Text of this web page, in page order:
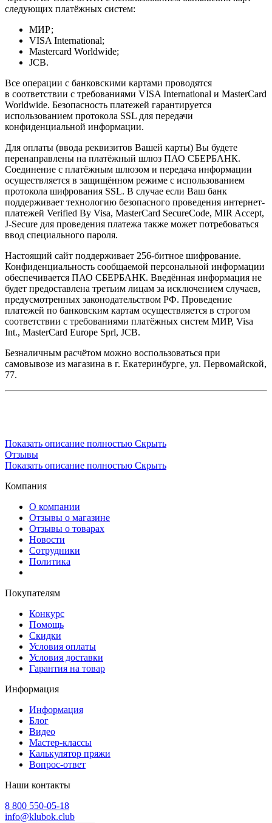
следующих платёжных систем:
МИР;
VISA International;
Mastercard Worldwide;
JCB.
Все операции с банковскими картами проводятся
в соответствии с требованиями VISA International и MasterCard
Worldwide. Безопасность платежей гарантируется
использованием протокола SSL для передачи
конфиденциальной информации.
Для оплаты (ввода реквизитов Вашей карты) Вы будете
перенаправлены на платёжный шлюз ПАО СБЕРБАНК.
Соединение с платёжным шлюзом и передача информации
осуществляется в защищённом режиме с использованием
протокола шифрования SSL. В случае если Ваш банк
поддерживает технологию безопасного проведения интернет-
платежей Verified By Visa, MasterCard SecureCode, MIR Accept,
J-Secure для проведения платежа также может потребоваться
ввод специального пароля.
Настоящий сайт поддерживает 256-битное шифрование.
Конфиденциальность сообщаемой персональной информации
обеспечивается ПАО СБЕРБАНК. Введённая информация не
будет предоставлена третьим лицам за исключением случаев,
предусмотренных законодательством РФ. Проведение
платежей по банковским картам осуществляется в строгом
соответствии с требованиями платёжных систем МИР, Visa
Int., MasterCard Europe Sprl, JCB.
Безналичным расчётом можно воспользоваться при
самовывозе из магазина в г. Екатеринбурге, ул. Первомайской,
77.
Показать описание полностью Скрыть
Отзывы
Показать описание полностью Скрыть
Компания
О компании
Отзывы о магазине
Отзывы о товарах
Новости
Сотрудники
Политика
Покупателям
Конкурс
Помощь
Скидки
Условия оплаты
Условия доставки
Гарантия на товар
Информация
Информация
Блог
Видео
Мастер-классы
Калькулятор пряжи
Вопрос-ответ
Наши контакты
8 800 550-05-18
info@klubok.club